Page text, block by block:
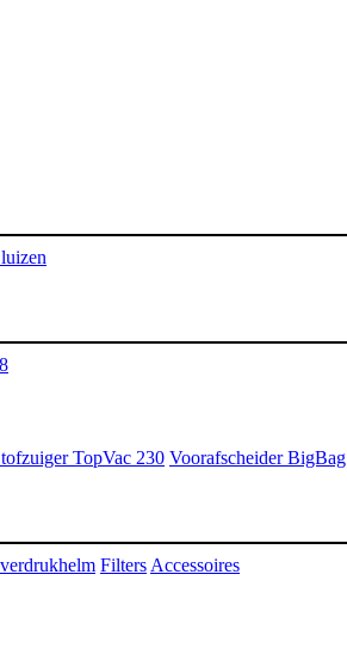
TopVac 230 Voorafscheider BigBag
Filters Accessoires